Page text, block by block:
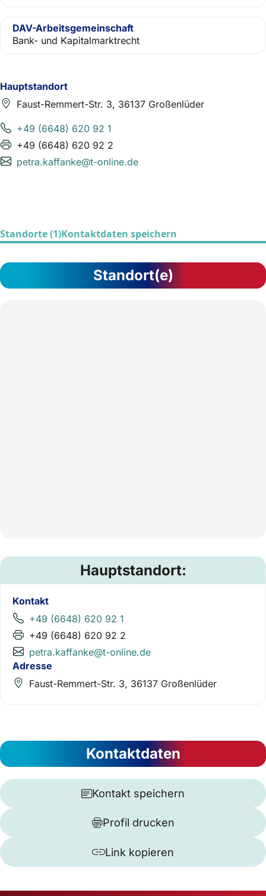
Hauptstandort
Faust-Remmert-Str. 3, 36137 Großenlüder
+49 (6648) 620 92 1
+49 (6648) 620 92 2
petra.kaffanke@t-online.de
DAV-Arbeitsgemeinschaft
Bank- und Kapitalmarktrecht
Standorte (1)Kontaktdaten speichern
Standort(e)
Hauptstandort:
Kontakt
+49 (6648) 620 92 1
+49 (6648) 620 92 2
petra.kaffanke@t-online.de
Adresse
Faust-Remmert-Str. 3, 36137 Großenlüder
Kontaktdaten
Kontakt speichern
Profil drucken
Link kopieren